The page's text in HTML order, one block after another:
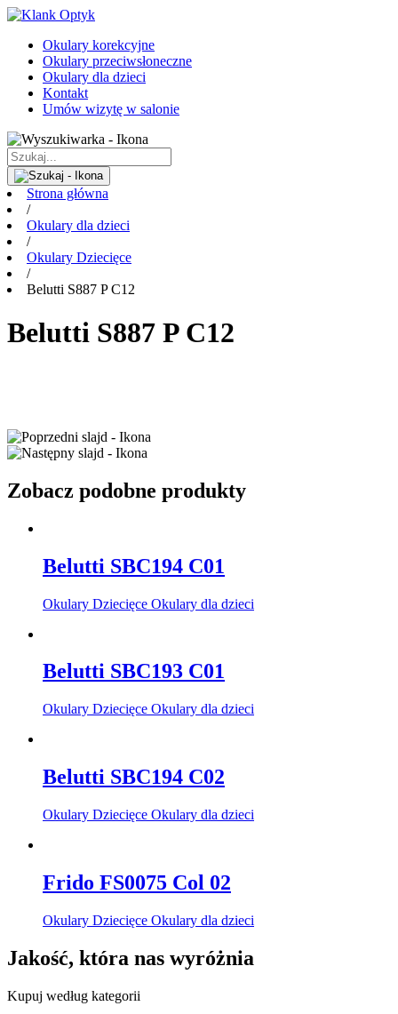
Okulary korekcyjne
Okulary przeciwsłoneczne
Okulary dla dzieci
Kontakt
Umów wizytę w salonie
Strona główna
/
Okulary dla dzieci
/
Okulary Dziecięce
/
Belutti S887 P C12
Belutti S887 P C12
Zobacz podobne produkty
Belutti SBC194 C01
Okulary Dziecięce Okulary dla dzieci
Belutti SBC193 C01
Okulary Dziecięce Okulary dla dzieci
Belutti SBC194 C02
Okulary Dziecięce Okulary dla dzieci
Frido FS0075 Col 02
Okulary Dziecięce Okulary dla dzieci
Jakość, która nas wyróżnia
Kupuj według kategorii